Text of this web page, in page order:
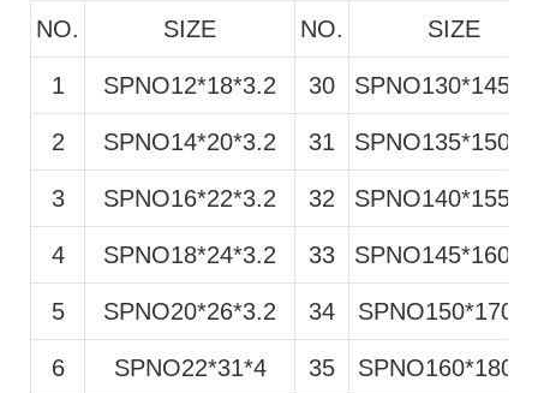
NO. SIZE NO. SIZE
1 SPNO12*18*3.2 30
2 SPNO14*20*3.2 31
3 SPNO16*22*3.2 32
4 SPNO18*24*3.2 33
5 SPNO20*26*3.2 34
6 SPNO22*31*4 35